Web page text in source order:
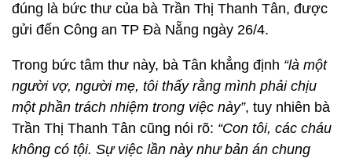
đúng là bức thư của bà Trần Thị Thanh Tân, được
gửi đến Công an TP Đà Nẵng ngày 26/4.
Trong bức tâm thư này, bà Tân khẳng định “là một
người vợ, người mẹ, tôi thấy rằng mình phải chịu
một phần trách nhiệm trong việc này”, tuy nhiên bà
Trần Thị Thanh Tân cũng nói rõ: “Con tôi, các cháu
không có tội. Sự việc lần này như bản án chung